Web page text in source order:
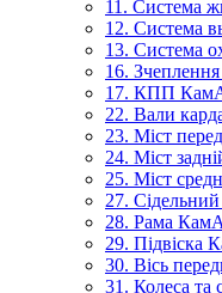
11. Система
12. Система
13. Система
16.
17. КПП
22. Вали
23. Міст
24. Міст
25. Міст
27.
28. Рама
29. Підвіска
30. Вісь
31. Колеса та